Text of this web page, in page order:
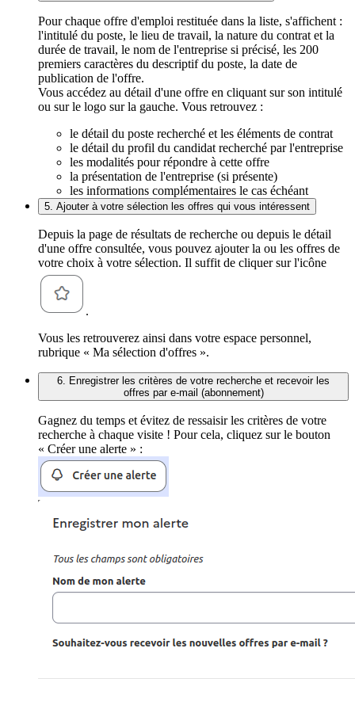
Pour chaque offre d'emploi restituée dans la liste, s'affichent :
l'intitulé du poste, le lieu de travail, la nature du contrat et la
durée de travail, le nom de l'entreprise si précisé, les 200
premiers caractères du descriptif du poste, la date de
publication de l'offre.
Vous accédez au détail d'une offre en cliquant sur son intitulé
ou sur le logo sur la gauche. Vous retrouvez :
le détail du poste recherché et les éléments de contrat
le détail du profil du candidat recherché par l'entreprise
les modalités pour répondre à cette offre
la présentation de l'entreprise (si présente)
les informations complémentaires le cas échéant
5. Ajouter à votre sélection les offres qui vous intéressent
Depuis la page de résultats de recherche ou depuis le détail
d'une offre consultée, vous pouvez ajouter la ou les offres de
votre choix à votre sélection. Il suffit de cliquer sur l'icône
.
Vous les retrouverez ainsi dans votre espace personnel,
rubrique « Ma sélection d'offres ».
6. Enregistrer les critères de votre recherche et recevoir les
offres par e-mail (abonnement)
Gagnez du temps et évitez de ressaisir les critères de votre
recherche à chaque visite ! Pour cela, cliquez sur le bouton
« Créer une alerte » :